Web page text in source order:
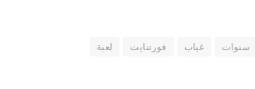
سنوات غياب فورتنايت لعبة